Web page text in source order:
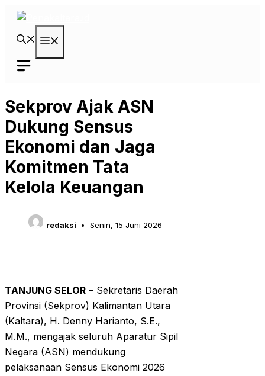
Langsung
Sekprov Ajak ASN
Dukung Sensus
Ekonomi dan Jaga
Komitmen Tata
Kelola Keuangan
redaksi Senin, 15 Juni 2026
TANJUNG SELOR – Sekretaris Daerah
Provinsi (Sekprov) Kalimantan Utara
(Kaltara), H. Denny Harianto, S.E.,
M.M., mengajak seluruh Aparatur Sipil
Negara (ASN) mendukung
pelaksanaan Sensus Ekonomi 2026